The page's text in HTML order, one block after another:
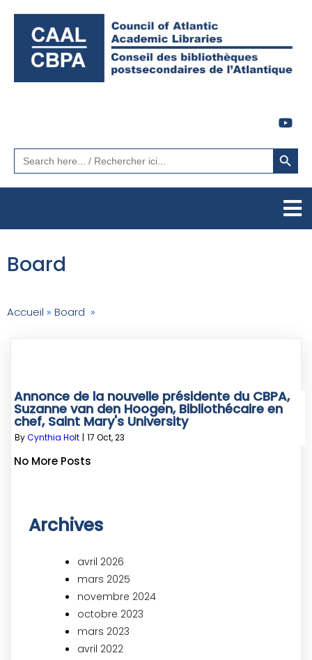
Search
for:
Search Button
Board
Accueil » Board »
Annonce de la nouvelle présidente du CBPA,
Suzanne van den Hoogen, Bibliothécaire en
chef, Saint Mary's University
ByCynthia Holt | 17 Oct, 23
No More Posts
Archives
avril 2026
mars 2025
novembre 2024
octobre 2023
mars 2023
avril 2022